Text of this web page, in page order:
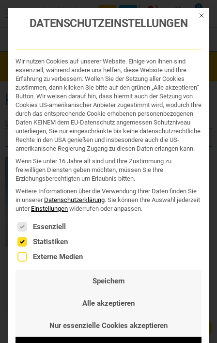
0
Organe & Organ Uhr
Traditionelle Medizin
Nahrungsergänzung
Kosmetik und Hygiene
Ihr Apotheker
Westend Online-Shop: Sicher, schnell und 24/7 für Sie da!
Gratisversand ab €50
KAPSELN
Start/ Produkte verschlagwortet mit „Kapseln“
FILTER ANZEIGEN
MONTMORENCY
Mit
DATENSCHUTZEINSTELLUNGEN
Wir nutzen Cookies auf unserer Website. Einige von ihnen sind
essenziell, während andere uns helfen, diese Website und Ihre
Erfahrung zu verbessern. Wollen Sie der Setzung aller Cookies
zustimmen, dann klicken Sie bitte auf den grünen „Alle akzeptieren“
Button. Wir weisen darauf hin, dass hiermit auch der Setzung von
Cookies US-amerikanischer Anbieter zugestimmt wird, wodurch Ihre
durch das entsprechende Cookie erhobenen personenbezogenen
Daten KEINEM dem EU-Datenschutz angemessen Schutzniveau
unterliegen, Sie nur eingeschränkte bis keine datenschutzrechtliche
Rechte in den USA genießen und insbesondere auch die US-
amerikanische Regierung Zugang zu diesen Daten erlangen kann.
Wenn Sie unter 16 Jahre alt sind und Ihre Zustimmung zu
freiwilligen Diensten geben möchten, müssen Sie Ihre
Erziehungsberechtigten um Erlaubnis bitten.
Weitere Informationen über die Verwendung Ihrer Daten finden Sie
in unserer Datenschutzerklärung. Sie können Ihre Auswahl jederzeit
unter Einstellungen widerrufen oder anpassen.
Es folgt eine Liste der Service-Gruppen, für die eine
Essenziell
Statistiken
Externe Medien
Speichern
Alle akzeptieren
Nur essenzielle Cookies akzeptieren